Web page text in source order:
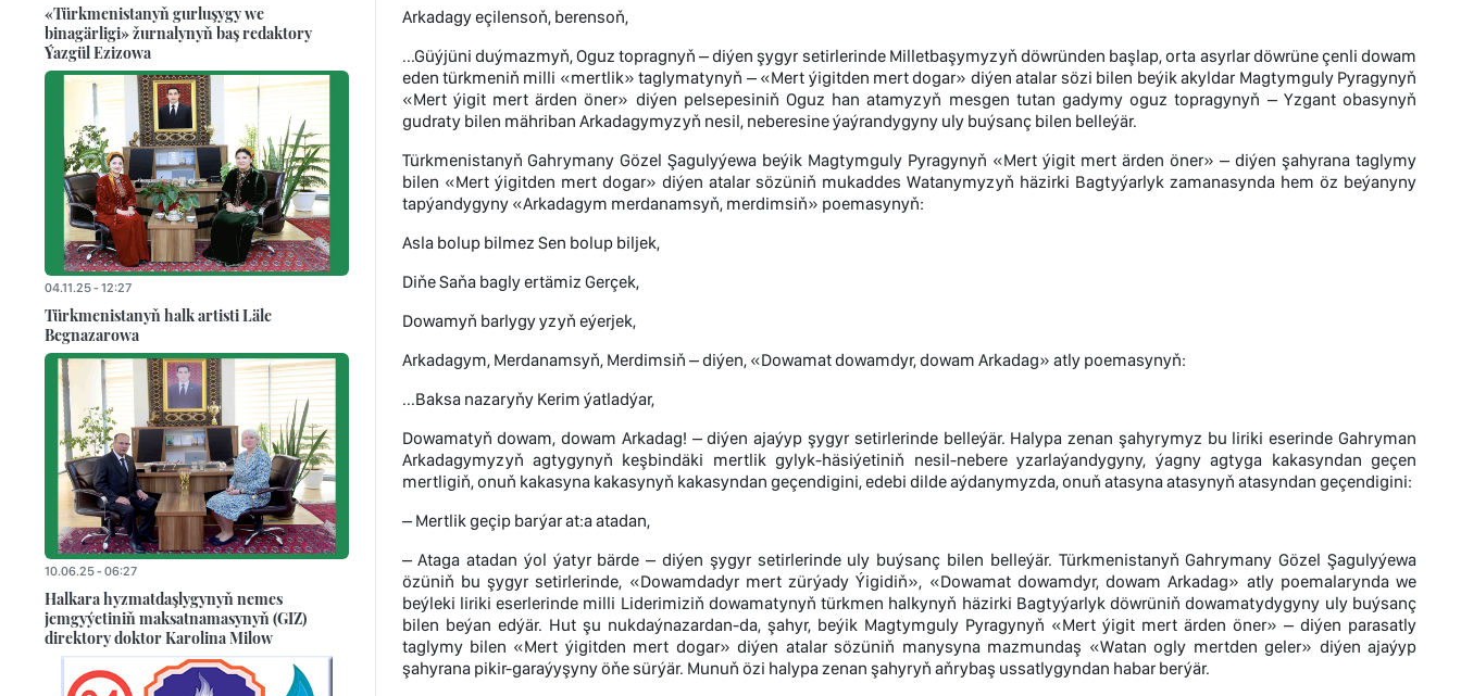
Arkadagy eçilensoň, berensoň,
...Güýjüni duýmazmyň, Oguz topragnyň – diýen şygyr setirlerinde Milletbaşymyzyň döwründen başlap, orta asyrlar döwrüne çenli dowam
eden türkmeniň milli «mertlik» taglymatynyň – «Mert ýigitden mert dogar» diýen atalar sözi bilen beýik akyldar Magtymguly Pyragynyň
«Mert ýigit mert ärden öner» diýen pelsepesiniň Oguz han atamyzyň mesgen tutan gadymy oguz topragynyň – Yzgant obasynyň
gudraty bilen mähriban Arkadagymyzyň nesil, neberesine ýaýrandygyny uly buýsanç bilen belleýär.
Türkmenistanyň Gahrymany Gözel Şagulyýewa beýik Magtymguly Pyragynyň «Mert ýigit mert ärden öner» – diýen şahyrana taglymy
bilen «Mert ýigitden mert dogar» diýen atalar sözüniň mukaddes Watanymyzyň häzirki Bagtyýarlyk zamanasynda hem öz beýanyny
tapýandygyny «Arkadagym merdanamsyň, merdimsiň» poemasynyň:
Asla bolup bilmez Sen bolup biljek,
Diňe Saňa bagly ertämiz Gerçek,
Dowamyň barlygy yzyň eýerjek,
Arkadagym, Merdanamsyň, Merdimsiň – diýen, «Dowamat dowamdyr, dowam Arkadag» atly poemasynyň:
...Baksa nazaryňy Kerim ýatladýar,
Dowamatyň dowam, dowam Arkadag! – diýen ajaýyp şygyr setirlerinde belleýär. Halypa zenan şahyrymyz bu liriki eserinde Gahryman
Arkadagymyzyň agtygynyň keşbindäki mertlik gylyk-häsiýetiniň nesil-nebere yzarlaýandygyny, ýagny agtyga kakasyndan geçen
mertligiň, onuň kakasyna kakasynyň kakasyndan geçendigini, edebi dilde aýdanymyzda, onuň atasyna atasynyň atasyndan geçendigini:
– Mertlik geçip barýar at:a atadan,
– Ataga atadan ýol ýatyr bärde – diýen şygyr setirlerinde uly buýsanç bilen belleýär. Türkmenistanyň Gahrymany Gözel Şagulyýewa
özüniň bu şygyr setirlerinde, «Dowamdadyr mert zürýady Ýigidiň», «Dowamat dowamdyr, dowam Arkadag» atly poemalarynda we
beýleki liriki eserlerinde milli Liderimiziň dowamatynyň türkmen halkynyň häzirki Bagtyýarlyk döwrüniň dowamatydygyny uly buýsanç
bilen beýan edýär. Hut şu nukdaýnazardan-da, şahyr, beýik Magtymguly Pyragynyň «Mert ýigit mert ärden öner» – diýen parasatly
taglymy bilen «Mert ýigitden mert dogar» diýen atalar sözüniň manysyna mazmundaş «Watan ogly mertden geler» diýen ajaýyp
şahyrana pikir-garaýyşyny öňe sürýär. Munuň özi halypa zenan şahyryň aňrybaş ussatlygyndan habar berýär.
«Türkmenistanyň gurluşygy we
binagärligi» žurnalynyň baş redaktory
Ýazgül Ezizowa
04.11.25 - 12:27
Türkmenistanyň halk artisti Läle
Begnazarowa
10.06.25 - 06:27
Halkara hyzmatdaşlygynyň nemes
jemgyýetiniň maksatnamasynyň (GIZ)
direktory doktor Karolina Milow